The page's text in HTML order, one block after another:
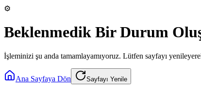
⚙️
Beklenmedik Bir Durum
İşleminizi şu anda tamamlayamıyoruz. Lütfen sayfayı
Ana Sayfaya Dön Sayfayı Yenile